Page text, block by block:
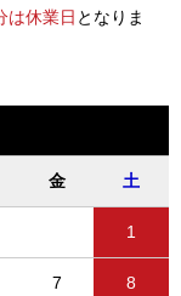
は休業日 となりま
金 土
1
7 8